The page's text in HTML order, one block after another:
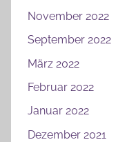
November 2022
September 2022
März 2022
Februar 2022
Januar 2022
Dezember 2021